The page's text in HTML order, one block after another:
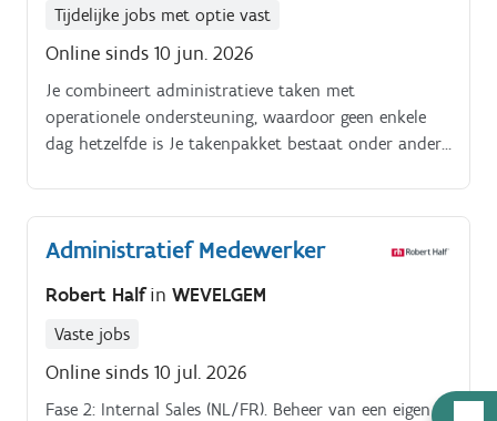
Tijdelijke jobs met optie vast
Online sinds 10 jun. 2026
Je combineert administratieve taken met
operationele ondersteuning, waardoor geen enkele
dag hetzelfde is Je takenpakket bestaat onder andere
woord staan Ondersteunen bij de planning en
dagelijkse werking Klaarzetten van bestellingen en
wasstraat voor het reinigen van herbruikbare bekers
Uitvoeren van leveringen en ophalingen bij klanten
kwalitatieve dienstverlening.
Administratief Medewerker
Robert Halfin WEVELGEM
Vaste jobs
Online sinds 10 jul. 2026
Fase 2: Internal Sales (NL/FR). Beheer van een eigen